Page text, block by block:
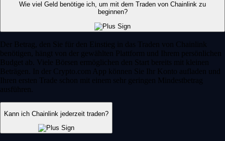
Wie viel Geld benötige ich, um mit dem Traden von Chainlink zu
beginnen?
Der Betrag, den Sie für den Einstieg in das Traden von Chainlink
benötigen, hängt von der gewählten Plattform und Ihrem persönlichen
Budget ab. Viele Börsen ermöglichen den Start bereits mit kleinen
Beträgen. In der Crypto.com App können Sie Ihr Konto aufladen und
Ihren ersten Trade schon mit einem sehr geringen Mindestbetrag
ausführen.
Kann ich Chainlink jederzeit traden?